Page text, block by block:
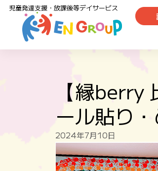
児童発達支援・放課後等デイサービス
【縁berry
ール貼り
2024年7月10日